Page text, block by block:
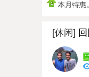
本月特惠
[休闲]